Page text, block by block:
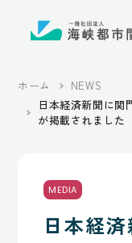
ホーム
NEWS
日本経済新聞に関
が掲載されました
MEDIA
日本経